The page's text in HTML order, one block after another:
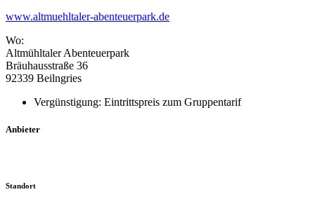
www.altmuehltaler-abenteuerpark.de
Wo:
Altmühltaler Abenteuerpark
Bräuhausstraße 36
92339 Beilngries
Vergünstigung: Eintrittspreis zum Gruppentarif
Anbieter
Standort